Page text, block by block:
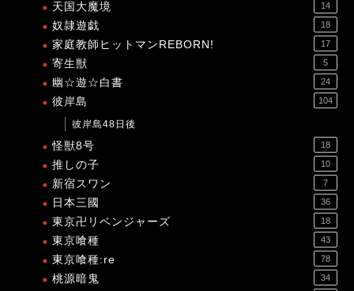
天国大魔境 14
奴隷遊戯 18
家庭教師ヒットマンREBORN! 17
寄生獣 5
幽☆遊☆白書 24
彼岸島 104
彼岸島48日後
怪獣8号 18
推しの子 10
新宿スワン 7
日本三國 36
東京卍リベンジャーズ 18
東京喰種 43
東京喰種:re 78
桃源暗鬼 34